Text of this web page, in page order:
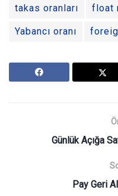
takas oranları float
Yabancı oranı
Günlük Açığa
Pay Geri